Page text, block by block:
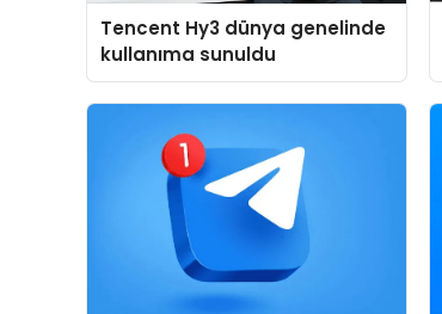
Tencent Hy3 dünya genelinde
kullanıma sunuldu